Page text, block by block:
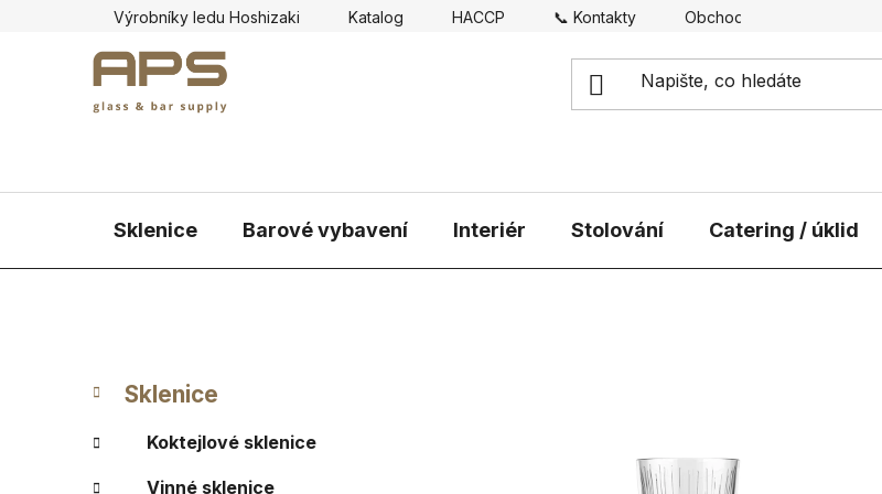
Výrobníky ledu Hoshizaki Katalog HACCP 📞 Kontakty Obchodní podmínky
Sklenice Barové vybavení Interiér Stolování Catering / úklid
P
s
Přeskočit
kategorie
K
a
e
g
Sklenice
Koktejlové sklenice
Vinné sklenice